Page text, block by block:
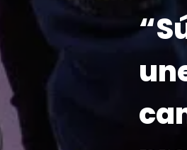
el
LEER